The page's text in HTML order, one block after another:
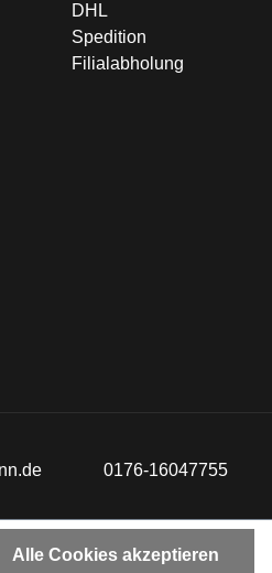
DHL
Spedition
Filialabholung
0176-16047755
Alle Cookies akzeptieren